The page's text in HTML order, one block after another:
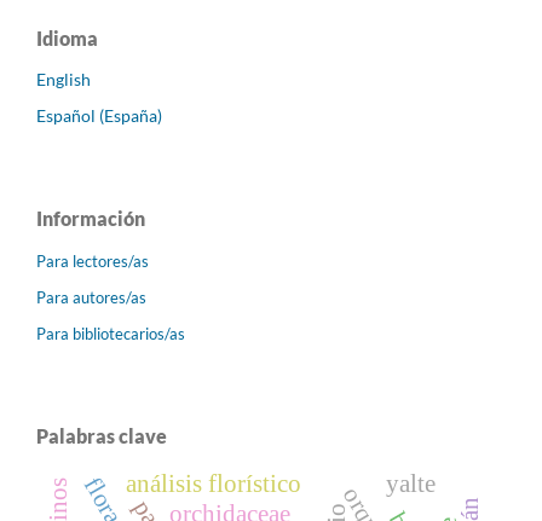
Idioma
English
Español (España)
Información
Para lectores/as
Para autores/as
Para bibliotecarios/as
Palabras clave
orchidaceae
análisis florístico yalte